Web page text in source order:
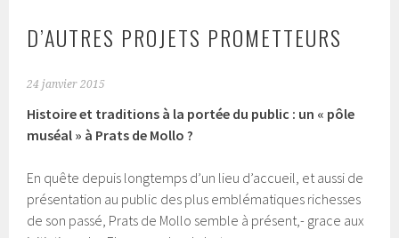
D’AUTRES PROJETS PROMETTEURS
24 janvier 2015
Histoire et traditions à la portée du public : un « pôle
muséal » à Prats de Mollo ?
En quête depuis longtemps d’un lieu d’accueil, et aussi de
présentation au public des plus emblématiques richesses
de son passé, Prats de Mollo semble à présent,- grace aux